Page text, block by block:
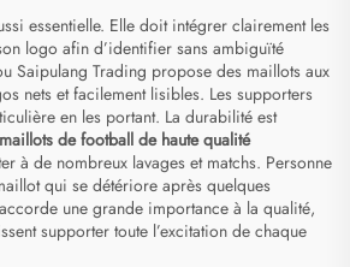
essentielle. Elle doit intégrer clairement les
logo afin d’identifier sans ambiguïté
Saipulang Trading propose des maillots aux
nets et facilement lisibles. Les supporters
en les portant. La durabilité est
maillots de football de haute qualité
à de nombreux lavages et matchs. Personne
qui se détériore après quelques
une grande importance à la qualité,
supporter toute l’excitation de chaque